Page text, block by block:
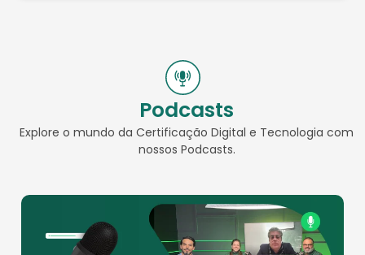
Podcasts
Explore o mundo da Certificação Digital e Tecnologia com
nossos Podcasts.